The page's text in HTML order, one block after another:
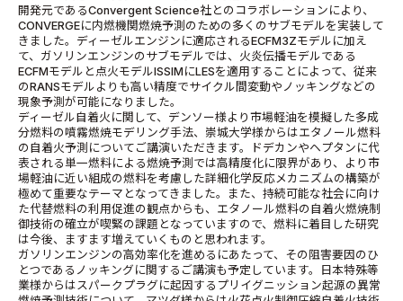
開発元であるConvergent Science社とのコラボレーションにより、
CONVERGEに内燃機関燃焼予測のための多くのサブモデルを実装して
きました。ディーゼルエンジンに適応されるECFM3Zモデルに加え
て、ガソリンエンジンのサブモデルでは、火炎伝播モデルである
ECFMモデルと点火モデルISSIMにLESを適用することによって、従来
のRANSモデルよりも高い精度でサイクル間変動やノッキングなどの
現象予測が可能になりました。
ディーゼル自着火に関して、デンソー様より市場軽油を模擬した多成
分燃料の噴霧燃焼モデリング手法、崇城大学様からはエタノール燃料
の自着火予測についてご講演いただきます。ドデカンやヘプタンに代
表される単一燃料による燃焼予測では高精度化に限界があり、より市
場軽油に近い組成の燃料を考慮した詳細化学反応メカニズムの構築が
極めて重要なテーマとなってきました。また、持続可能な社会に向け
た代替燃料の利用促進の観点からも、エタノール燃料の自着火燃焼制
御技術の確立が喫緊の課題となっていますので、燃料に着目した研究
は今後、ますます増えていくものと思われます。
ガソリンエンジンの高効率化を進めるにあたって、その阻害要因のひ
とつであるノッキングに関するご講演も予定しています。日本特殊等
業様からはスパークプラグに起因するプリイグニッション起源の異常